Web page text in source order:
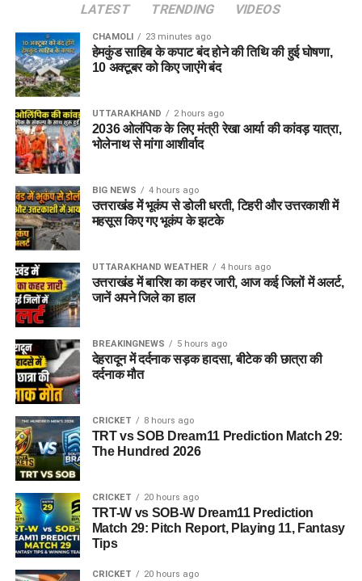
LATEST TRENDING VIDEOS
CHAMOLI 23 minutes ago
हेमकुंड साहिब के कपाट बंद होने की तिथि की हुई घोषणा,
10 अक्टूबर को किए जाएंंगे बंद
UTTARAKHAND 2 hours ago
2036 ओलंपिक के लिए मंत्री रेखा आर्या की कांवड़ यात्रा,
भोलेनाथ से मांगा आशीर्वाद
BIG NEWS 4 hours ago
उत्तराखंड में भूकंप से डोली धरती, टिहरी और उत्तरकाशी में
महसूस किए गए भूकंप के झटके
UTTARAKHAND WEATHER 4 hours ago
उत्तराखंड में बारिश का कहर जारी, आज कई जिलों में अलर्ट,
जानें अपने जिले का हाल
BREAKINGNEWS 5 hours ago
देहरादून में दर्दनाक सड़क हादसा, बीटेक की छात्रा की
दर्दनाक मौत
CRICKET 8 hours ago
TRT vs SOB Dream11 Prediction Match 29:
The Hundred 2026
CRICKET 20 hours ago
TRT-W vs SOB-W Dream11 Prediction
Match 29: Pitch Report, Playing 11, Fantasy
Tips
CRICKET 20 hours ago